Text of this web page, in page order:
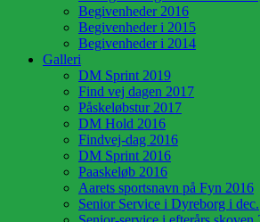
Begivenheder 2016
Begivenheder i 2015
Begivenheder i 2014
Galleri
DM Sprint 2019
Find vej dagen 2017
Påskeløbstur 2017
DM Hold 2016
Findvej-dag 2016
DM Sprint 2016
Paaskeløb 2016
Aarets sportsnavn på Fyn 2016
Senior Service i Dyreborg i dec.